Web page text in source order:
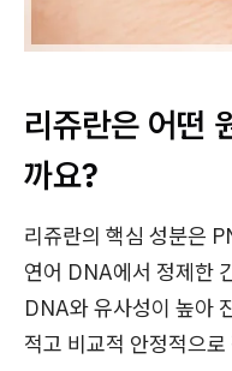
리쥬란은 어떤
까요?
리쥬란의 핵심 성분은
연어 DNA에서 정제한
DNA와 유사성이 높아
적고 비교적 안정적으